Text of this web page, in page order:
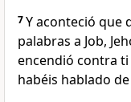
7Y aconteció que
palabras a Job,
encendió contra
habéis hablado